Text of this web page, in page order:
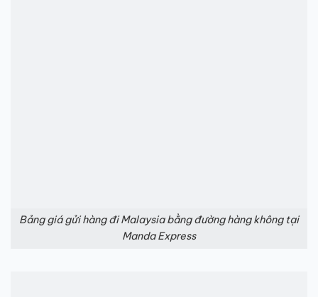
Bảng giá gửi hàng đi Malaysia bằng đường hàng không tại
Manda Express